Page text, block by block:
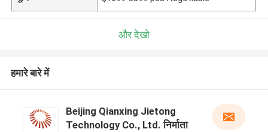
और देखो
हमारे बारे में
Beijing Qianxing Jietong
Technology Co., Ltd. निर्माता